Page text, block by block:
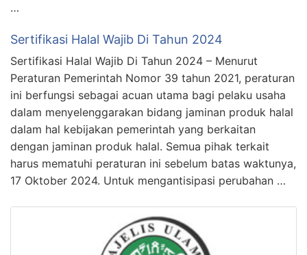
…
Sertifikasi Halal Wajib Di Tahun 2024
Sertifikasi Halal Wajib Di Tahun 2024 – Menurut
Peraturan Pemerintah Nomor 39 tahun 2021, peraturan
ini berfungsi sebagai acuan utama bagi pelaku usaha
dalam menyelenggarakan bidang jaminan produk halal
dalam hal kebijakan pemerintah yang berkaitan
dengan jaminan produk halal. Semua pihak terkait
harus mematuhi peraturan ini sebelum batas waktunya,
17 Oktober 2024. Untuk mengantisipasi perubahan …